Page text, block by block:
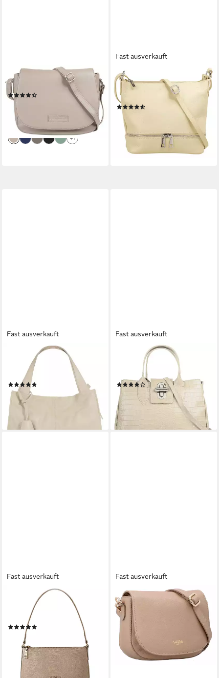
BRUNO BANANI
Umhängetasche, echt Leder
89,95 €
-43%
lieferbar - in 6-8 Werktagen bei dir
+1
Fast ausverkauft
CLUTY
Umhängetasche, echt Leder,
Made in Italy
36,95 €
-38%
lieferbar - in 1-2 Werktagen bei dir
Fast ausverkauft
Shopper, echt Leder, Made in
89,95 €
lieferbar - in 6-8 Werktagen bei dir
Fast ausverkauft
Henkeltasche, echt Leder,
Made in Italy
(30)
78,95 €
lieferbar - in 6-8 Werktagen bei dir
Fast ausverkauft
LAZAROTTI
Schultertasche Bologna
Leather, Leder
49,95 €
-50%
lieferbar - in 2-3 Werktagen bei dir
Fast ausverkauft
GUSTI LEDER
Umhängetasche Gusti Leder
Umhängetasche Mareen (1-
69,95 €
lieferbar - in 4-5 Werktagen bei dir